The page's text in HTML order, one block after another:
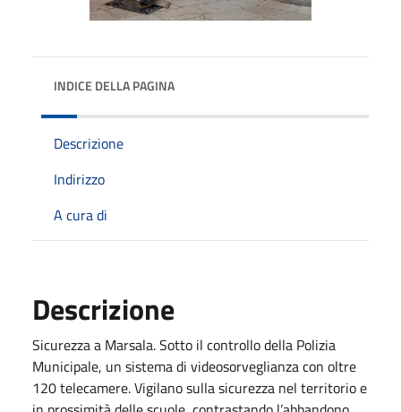
INDICE DELLA PAGINA
Descrizione
Indirizzo
A cura di
Descrizione
Sicurezza a Marsala. Sotto il controllo della Polizia
Municipale, un sistema di videosorveglianza con oltre
120 telecamere. Vigilano sulla sicurezza nel territorio e